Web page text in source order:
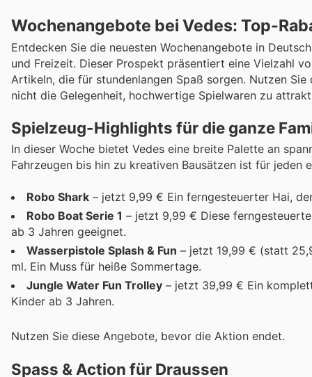
Wochenangebote bei Vedes: Top-
Entdecken Sie die neuesten Wochenangebote in
und Freizeit. Dieser Prospekt präsentiert eine Vielzahl
Artikeln, die für stundenlangen Spaß sorgen. Nutzen
nicht die Gelegenheit, hochwertige Spielwaren zu
Spielzeug-Highlights für die ganze
In dieser Woche bietet Vedes eine breite Palette an
Fahrzeugen bis hin zu kreativen Bausätzen ist für jeden
Robo Shark – jetzt 9,99 € Ein ferngesteuerter Hai,
Robo Boat Serie 1 – jetzt 9,99 € Diese
ab 3 Jahren geeignet.
Wasserpistole Splash & Fun – jetzt 19,99 € (statt
ml. Ein Muss für heiße Sommertage.
Jungle Water Fun Trolley – jetzt 39,99 € Ein
Kinder ab 3 Jahren.
Nutzen Sie diese Angebote, bevor die Aktion endet.
Spass & Action für Draussen